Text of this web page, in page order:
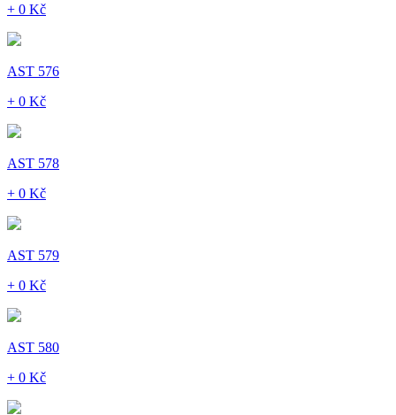
+ 0 Kč
AST 576
+ 0 Kč
AST 578
+ 0 Kč
AST 579
+ 0 Kč
AST 580
+ 0 Kč